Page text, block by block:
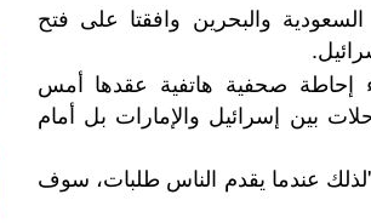
والبحرين وافقتا على فتح
إحاطة صحفية هاتفية عقدها أمس
بين إسرائيل والإمارات بل أمام
عندما يقدم الناس طلبات، سوف